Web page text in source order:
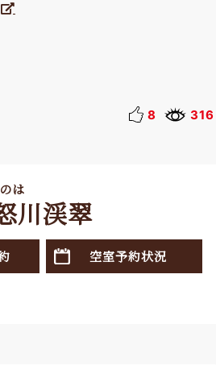
8 316
は
川渓翠
空室予約状況